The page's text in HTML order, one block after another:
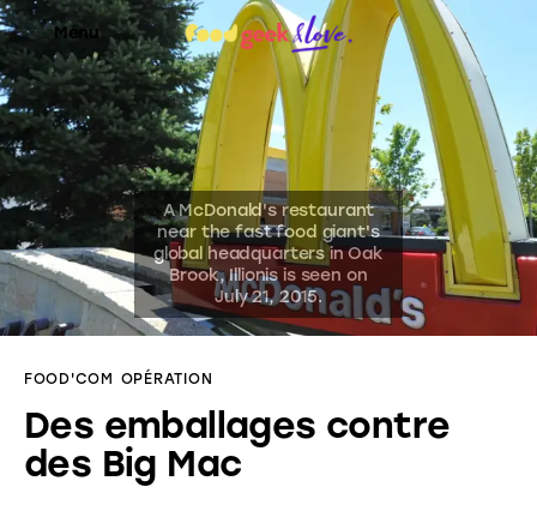
Menu
Food’News
Food’Com
Food’Art
Food’Life
FOOD'COM OPÉRATION
Des emballages contre
des Big Mac